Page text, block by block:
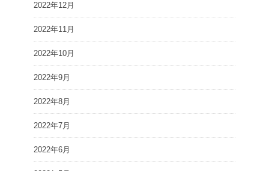
2022年12月
2022年11月
2022年10月
2022年9月
2022年8月
2022年7月
2022年6月